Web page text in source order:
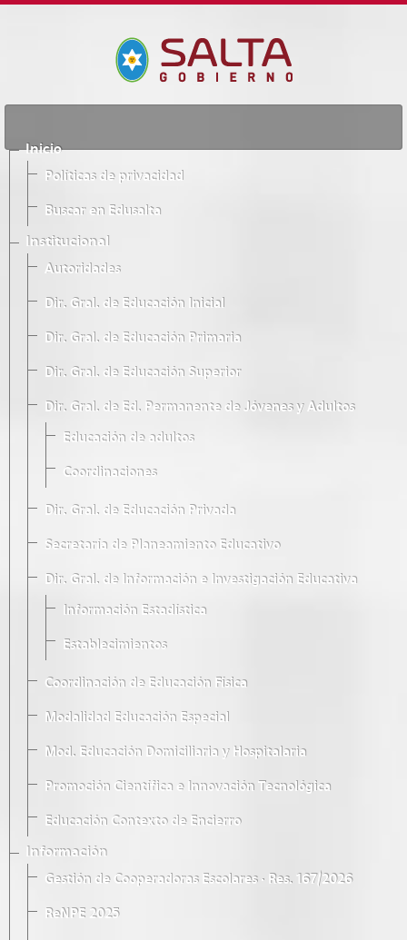
Inicio
Políticas de privacidad
Buscar en Edusalta
Institucional
Autoridades
Dir. Gral. de Educación Inicial
Dir. Gral. de Educación Primaria
Dir. Gral. de Educación Superior
Dir. Gral. de Ed. Permanente de Jóvenes y Adultos
Educación de adultos
Coordinaciones
Dir. Gral. de Educación Privada
Secretaría de Planeamiento Educativo
Dir. Gral. de Información e Investigación Educativa
Información Estadística
Establecimientos
Coordinación de Educación Física
Modalidad Educación Especial
Mod. Educación Domiciliaria y Hospitalaria
Promoción Científica e Innovación Tecnológica
Educación Contexto de Encierro
Información
Gestión de Cooperadoras Escolares · Res. 167/2026
ReNPE 2025